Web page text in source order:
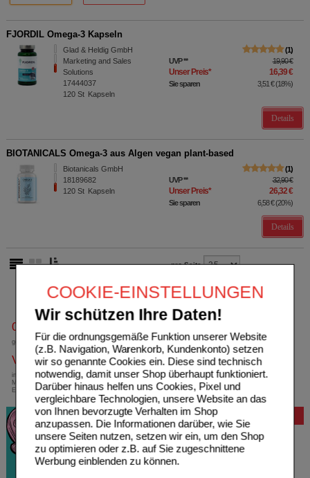
COOKIE-EINSTELLUNGEN
Wir schützen Ihre Daten!
Für die ordnungsgemäße Funktion unserer Website
(z.B. Navigation, Warenkorb, Kundenkonto) setzen
wir so genannte Cookies ein. Diese sind technisch
notwendig, damit unser Shop überhaupt funktioniert.
Darüber hinaus helfen uns Cookies, Pixel und
vergleichbare Technologien, unsere Website an das
von Ihnen bevorzugte Verhalten im Shop
anzupassen. Die Informationen darüber, wie Sie
unsere Seiten nutzen, setzen wir ein, um den Shop
zu optimieren oder z.B. auf Sie zugeschnittene
Werbung einblenden zu können.
FJORDIL Omega-3 Kapseln
Glad & Heldig GmbH
Marketing and Sales
Solutions
17444037
120 St Kapseln
1
UVP** 19,90 €
Unser Preis* 16,39 €
Sie sparen 3,51 €(18%)
Details
BIOTANICALS Omega-3 aus Algen vegan plant-based
Biotanicals GmbH
18189682
120 St Kapseln
1
UVP** 32,90 €
Unser Preis* 26,32 €
Sie sparen 6,58 €(20%)
Details
pro Seite
0800-10 11 422
gebührenfreie Rufnummer
Versandkostenfrei
innerhalb Deutschlands bei einem
Mindestbestellwert von 13,99 Euro oder bei
Einsendung eines Kassenrezeptes
Bewertung